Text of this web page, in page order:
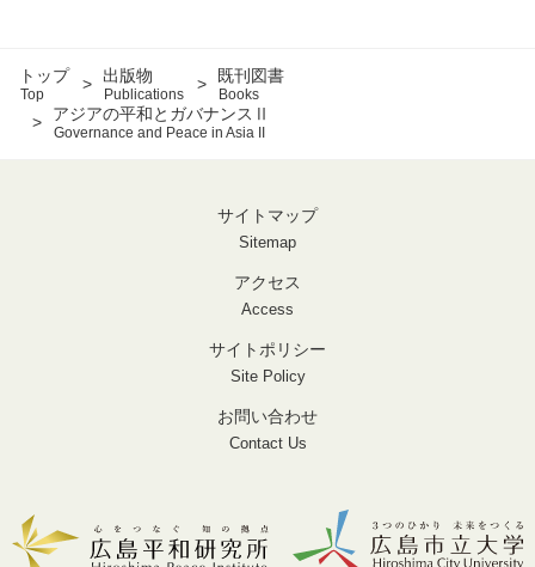
トップ
Top
出版物
Publications
既刊図書
Books
アジアの平和とガバナンスⅡ
Governance and Peace in Asia II
サイトマップ
Sitemap
アクセス
Access
サイトポリシー
Site Policy
お問い合わせ
Contact Us